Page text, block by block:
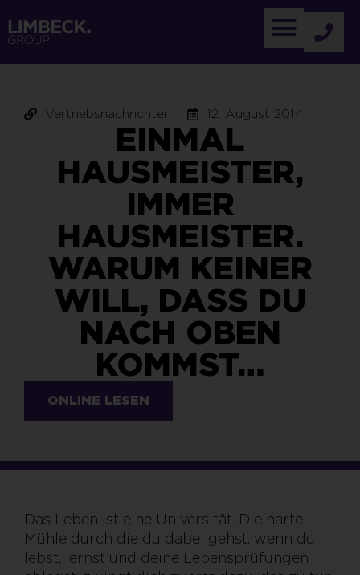
Vertriebsnachrichten 12. August 2014
EINMAL
HAUSMEISTER,
IMMER
HAUSMEISTER.
WARUM KEINER
WILL, DASS DU
NACH OBEN
KOMMST…
ONLINE LESEN
Das Leben ist eine Universität. Die harte
Mühle durch die du dabei gehst, wenn du
lebst, lernst und deine Lebensprüfungen